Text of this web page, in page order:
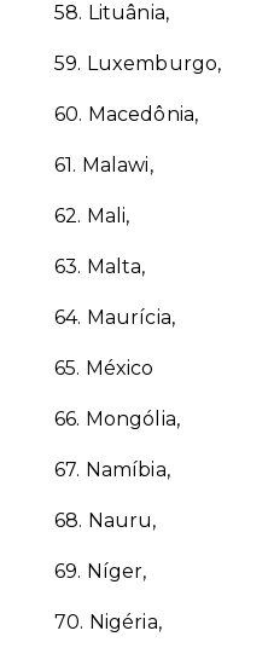
58. Lituânia,
59. Luxemburgo,
60. Macedônia,
61. Malawi,
62. Mali,
63. Malta,
64. Maurícia,
65. México
66. Mongólia,
67. Namíbia,
68. Nauru,
69. Níger,
70. Nigéria,